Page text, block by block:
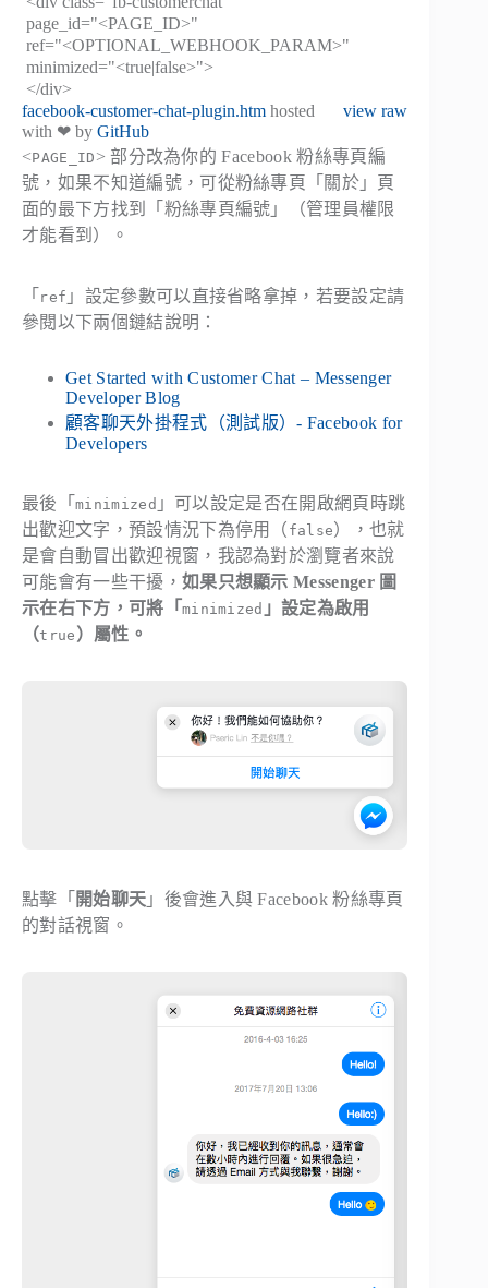
page_id="<PAGE_ID>"
ref="<OPTIONAL_WEBHOOK_PARAM>"
minimized="<true|false>">
</div>
view raw
facebook-customer-chat-plugin.htm hosted
with ❤ by GitHub
<PAGE_ID > 部分改為你的 Facebook 粉絲專頁編
號，如果不知道編號，可從粉絲專頁「關於」頁
面的最下方找到「粉絲專頁編號」（管理員權限
才能看到）。
「 ref 」設定參數可以直接省略拿掉，若要設定請
參閱以下兩個鏈結說明：
Get Started with Customer Chat – Messenger
Developer Blog
顧客聊天外掛程式（測試版）- Facebook for
Developers
最後「 minimized 」可以設定是否在開啟網頁時跳
出歡迎文字，預設情況下為停用（ false），也就
是會自動冒出歡迎視窗，我認為對於瀏覽者來說
可能會有一些干擾， 如果只想顯示 Messenger 圖
示在右下方，可將「 minimized 」設定為啟用
（true ）屬性。
點擊「 開始聊天 」後會進入與 Facebook 粉絲專頁
的對話視窗。